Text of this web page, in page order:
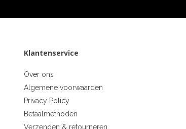
Klantenservice
Over ons
Algemene voorwaarden
Privacy Policy
Betaalmethoden
Verzenden & retourneren